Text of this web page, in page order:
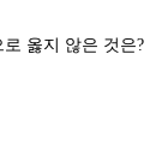
건축공사에서 VE(Value Engineering)의 사고방식으로 옳지 않은 것은?